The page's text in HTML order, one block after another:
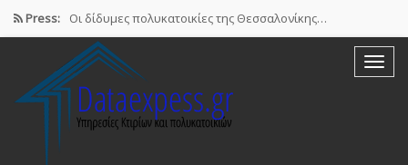
Press: Οι δίδυμες πολυκατοικίες της Θεσσαλονίκης…
Airbnb : Το οικονομικό φαινόμενο…
ΠΟΜΙΔΑ: Νόμιμες οι βραχυχρόνιες μισθώσεις…
Συστάσεις των γιατρών προς τους…